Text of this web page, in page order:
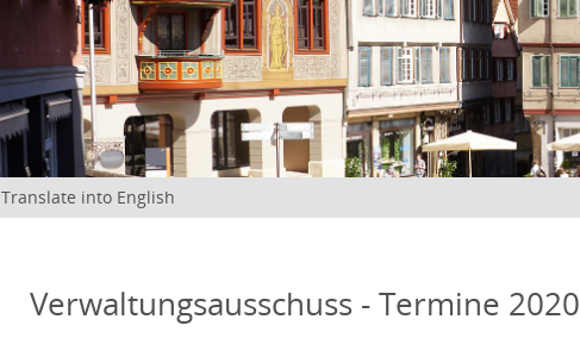
Translate into English
Verwaltungsausschuss - Termine 2020